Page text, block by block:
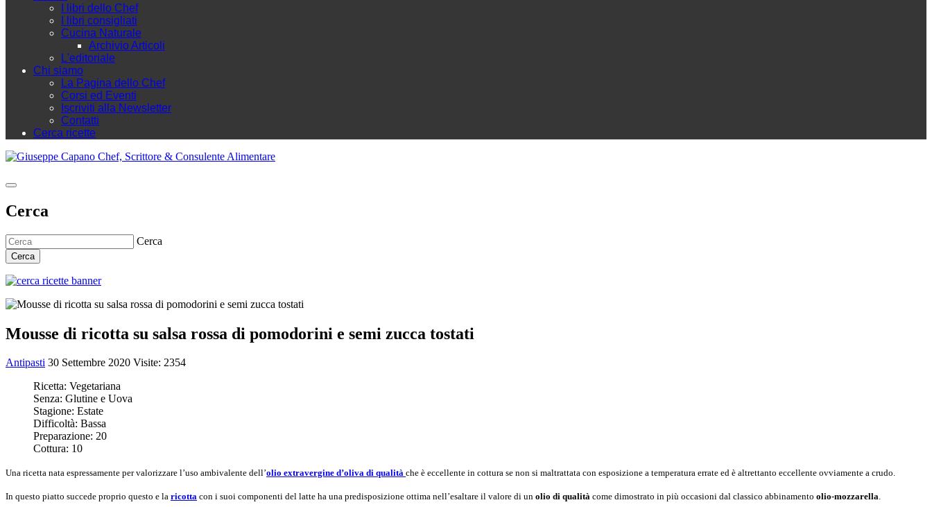
I libri dello Chef
I libri consigliati
Cucina Naturale
Archivio Articoli
L'editoriale
Chi siamo
La Pagina dello Chef
Corsi ed Eventi
Iscriviti alla Newsletter
Contatti
Cerca ricette
Cerca
Cerca
Cerca
Mousse di ricotta su salsa rossa di pomodorini e semi zucca tostati
Antipasti 30 Settembre 2020 Visite: 2354
Ricetta: Vegetariana
Senza: Glutine e Uova
Stagione: Estate
Difficoltà: Bassa
Preparazione: 20
Cottura: 10
Una ricetta nata espressamente per valorizzare l’uso ambivalente dell’olio extravergine d’oliva di qualità che è eccellente in cottura se non si maltrattata con esposizione a temperatura errate ed è altrettanto eccellente ovviamente a crudo.
In questo piatto succede proprio questo e la ricotta con i suoi componenti del latte ha una predisposizione ottima nell’esaltare il valore di un olio di qualità come dimostrato in più occasioni dal classico abbinamento olio-mozzarella.